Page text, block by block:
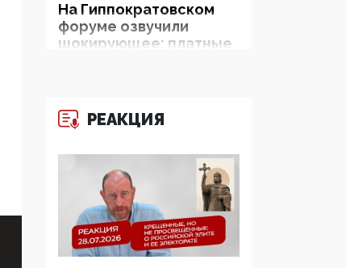
На Гиппократовском
форуме озвучили
шокирующее: платные
многодетные семьи
Разбор учебника
Обществознания под
редакцией Медведева:
суверенитет,
традиционные
ценности и немного
РЕАКЦИЯ